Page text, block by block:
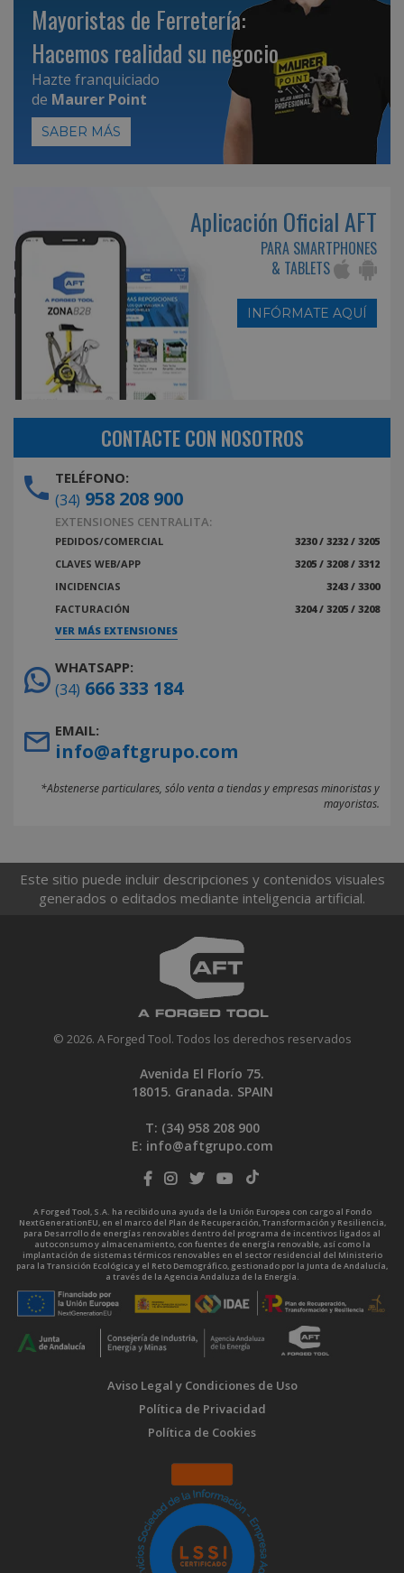
Mayoristas de Ferretería:
Hacemos realidad su negocio
Hazte franquiciado
de Maurer Point
SABER MÁS
Aplicación Oficial AFT
PARA SMARTPHONES
& TABLETS
INFÓRMATE AQUÍ
CONTACTE CON NOSOTROS
TELÉFONO:
(34) 958 208 900
EXTENSIONES CENTRALITA:
PEDIDOS/COMERCIAL
3230 / 3232 / 3205
CLAVES WEB/APP
3205 / 3208 / 3312
INCIDENCIAS
3243 / 3300
FACTURACIÓN
3204 / 3205 / 3208
VER MÁS EXTENSIONES
WHATSAPP:
(34) 666 333 184
EMAIL:
info@aftgrupo.com
*Abstenerse particulares, sólo venta a tiendas y empresas minoristas y
mayoristas.
Este sitio puede incluir descripciones y contenidos visuales
generados o editados mediante inteligencia artificial.
© 2026. A Forged Tool. Todos los derechos reservados
Avenida El Florío 75.
18015. Granada. SPAIN
T: (34) 958 208 900
E: info@aftgrupo.com
A Forged Tool, S.A. ha recibido una ayuda de la Unión Europea con cargo al Fondo
NextGenerationEU, en el marco del Plan de Recuperación, Transformación y Resiliencia,
para Desarrollo de energías renovables dentro del programa de incentivos ligados al
autoconsumo y almacenamiento, con fuentes de energía renovable, así como la
implantación de sistemas térmicos renovables en el sector residencial del Ministerio
para la Transición Ecológica y el Reto Demográfico, gestionado por la Junta de Andalucía,
a través de la Agencia Andaluza de la Energía.
Aviso Legal y Condiciones de Uso
Política de Privacidad
Política de Cookies